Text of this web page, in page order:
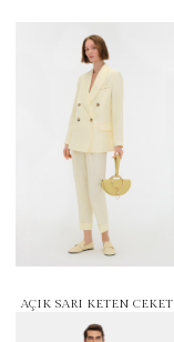
AÇIK SARI KETEN CEKET